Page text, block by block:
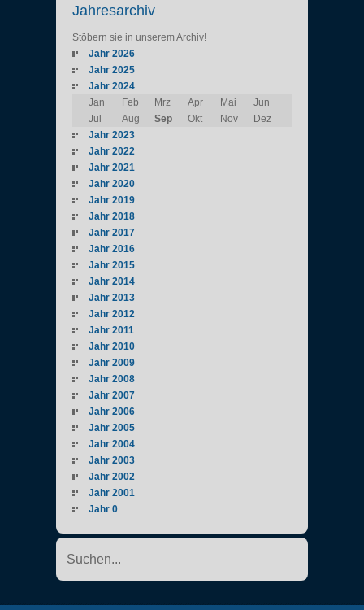
Jahresarchiv
Stöbern sie in unserem Archiv!
Jahr 2026
Jahr 2025
Jahr 2024
Jan
Feb Mrz Apr Mai
Jun
Jul
Aug Sep Okt Nov
Dez
Jahr 2023
Jahr 2022
Jahr 2021
Jahr 2020
Jahr 2019
Jahr 2018
Jahr 2017
Jahr 2016
Jahr 2015
Jahr 2014
Jahr 2013
Jahr 2012
Jahr 2011
Jahr 2010
Jahr 2009
Jahr 2008
Jahr 2007
Jahr 2006
Jahr 2005
Jahr 2004
Jahr 2003
Jahr 2002
Jahr 2001
Jahr 0